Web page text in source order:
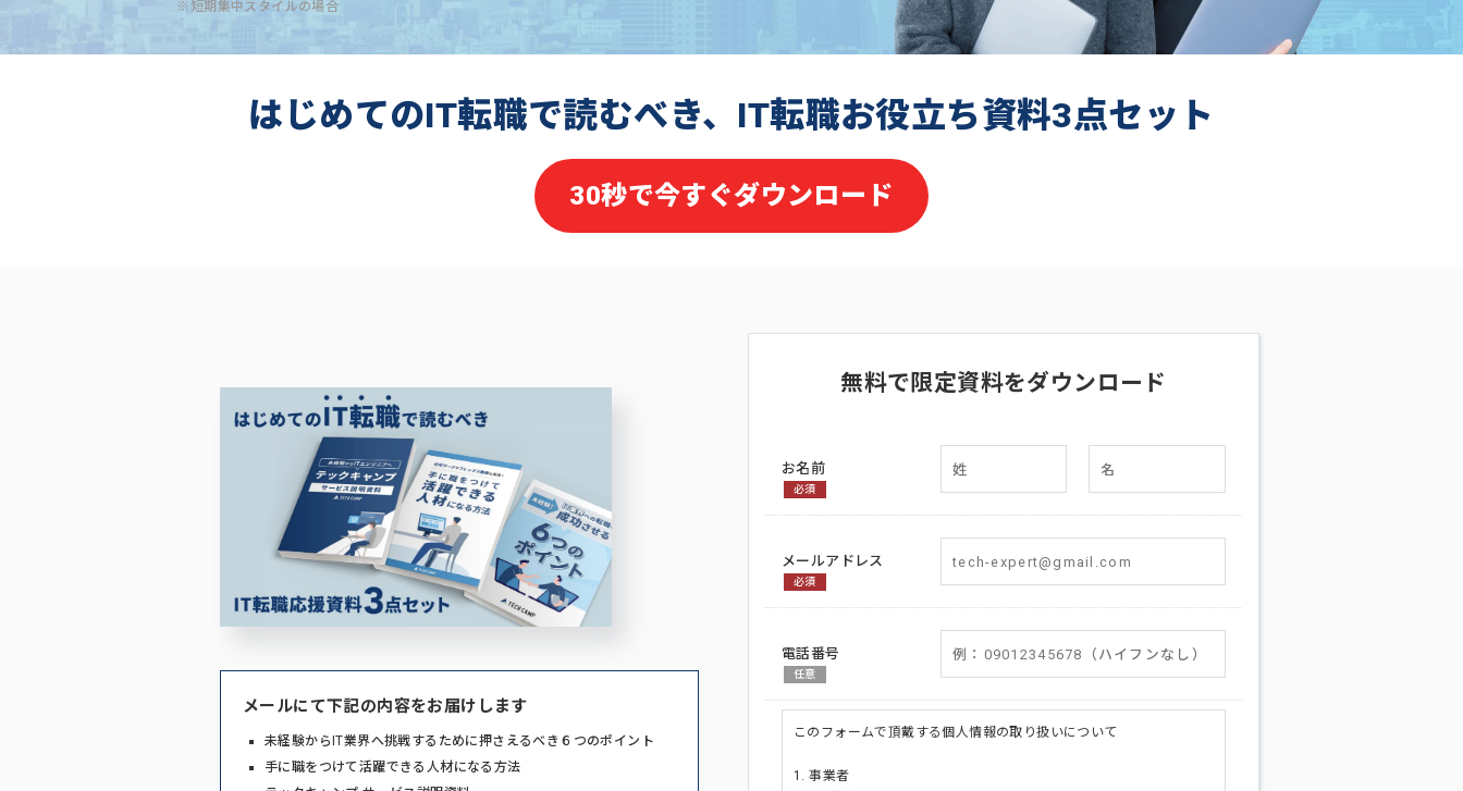
※短期集中スタイルの場合
はじめてのIT転職で読むべき、IT転職お役立ち資料3点セット
30秒で今すぐダウンロード
メールにて下記の内容をお届けします
未経験からIT業界へ挑戦するために押さえるべき６つのポイント
手に職をつけて活躍できる人材になる方法
無料で限定資料をダウンロード
お名前
必須
メールアドレス
必須
電話番号
任意
このフォームで頂戴する個人情報の取り扱いについて
1. 事業者